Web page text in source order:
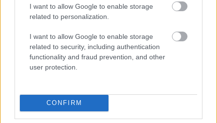
I want to allow Google to enable storage
related to personalization.
I want to allow Google to enable storage
related to security, including authentication
functionality and fraud prevention, and other
user protection.
CONFIRM
temporada, consiguiendo 9 puntos Comunio. En las dos
últimas jornadas, suma 15, un notable cambio de tendencia
sigue con ese ritmo de puntos, puede ser rentable por una
posible subida de valor y quién sabe si alguna oportunidad
cinco jugadores no han rendido